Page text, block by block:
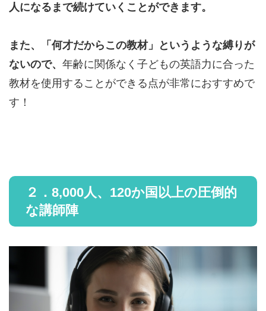
人になるまで続けていくことができます。
また、「何才だからこの教材」というような縛りが
ないので、 年齢に関係なく子どもの英語力に合った
教材を使用することができる点が非常におすすめで
す！
２．8,000人、120か国以上の圧倒的
な講師陣